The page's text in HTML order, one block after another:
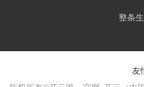
整条
友